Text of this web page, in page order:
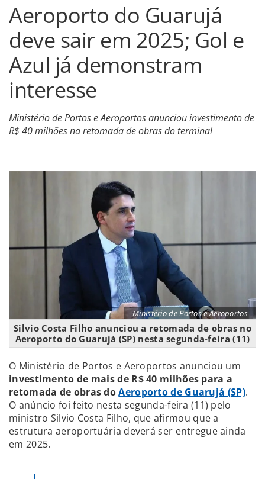
Aeroporto do Guarujá
deve sair em 2025; Gol e
Azul já demonstram
interesse
Ministério de Portos e Aeroportos anunciou investimento de
R$ 40 milhões na retomada de obras do terminal
Ministério de Portos e Aeroportos
Silvio Costa Filho anunciou a retomada de obras no
Aeroporto do Guarujá (SP) nesta segunda-feira (11)
O Ministério de Portos e Aeroportos anunciou um
investimento de mais de R$ 40 milhões para a
retomada de obras doAeroporto de Guarujá (SP).
O anúncio foi feito nesta segunda-feira (11) pelo
ministro Silvio Costa Filho, que afirmou que a
estrutura aeroportuária deverá ser entregue ainda
em 2025.